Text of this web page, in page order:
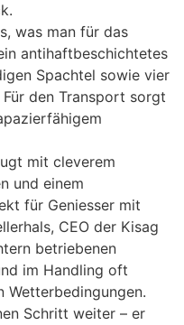
was man für das
antihaftbeschichtetes
Spachtel sowie vier
Für den Transport sorgt
mit cleverem
und einem
für Geniesser mit
CEO der Kisag
betriebenen
im Handling oft
Schritt weiter – er